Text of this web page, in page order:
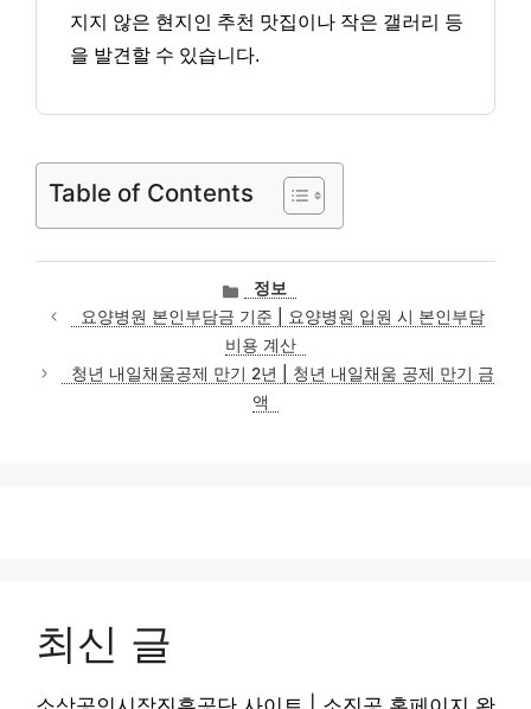
지지 않은 현지인 추천 맛집이나 작은 갤러리 등
을 발견할 수 있습니다.
Table of Contents
카
테
고
리
정보
요양병원 본인부담금 기준 | 요양병원 입원 시 본인부담
비용 계산
청년 내일채움공제 만기 2년 | 청년 내일채움 공제 만기 금
액
최신 글